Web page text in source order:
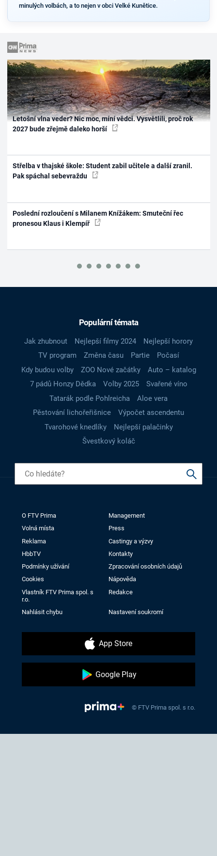
minulých volbách, a to nejen v obci Velké Kunětice.
Letošní vlna veder? Nic moc, míní vědci. Vysvětlili, proč rok
2027 bude zřejmě daleko horší
Střelba v thajské škole: Student zabil učitele a další zranil.
Pak spáchal sebevraždu
Poslední rozloučení s Milanem Knížákem: Smuteční řec
pronesou Klaus i Klempíř
Populární témata
Jak zhubnout Nejlepší filmy 2024
Nejlepší horory
TV program
Změna času Partie
Počasí
Kdy budou volby
ZOO Nové začátky
Auto – katalog
7 pádů Honzy Dědka
Volby 2025
Svařené víno
Tatarák podle Pohlreicha
Aloe vera
Pěstování lichořeřišnice
Výpočet ascendentu
Tvarohové knedlíky
Nejlepší palačinky
Švestkový koláč
O FTV Prima
Management
Volná místa
Press
Reklama
Castingy a výzvy
HbbTV
Kontakty
Podmínky užívání
Zpracování osobních údajů
Cookies
Nápověda
Vlastník FTV Prima spol. s
r.o.
Redakce
Nahlásit chybu Nastavení soukromí
App Store
Google Play
© FTV Prima spol. s r.o.